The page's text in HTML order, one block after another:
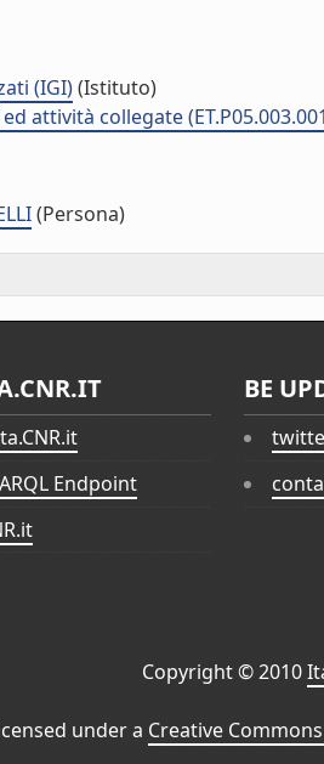
(IGI)(Istituto)
attività collegate
(Persona)
Endpoint
BE
Copyright © 2010
under a Creative